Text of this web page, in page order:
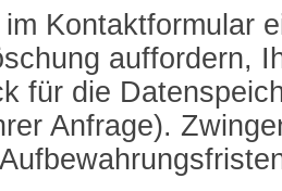
Kontaktformular
auffordern,
für die
Anfrage).